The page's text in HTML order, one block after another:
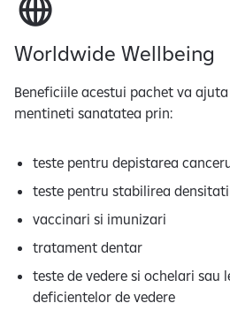
Worldwide Wellbeing
Beneficiile acestui pachet va
mentineti sanatatea prin:
teste pentru depistarea
teste pentru stabilirea
vaccinari si imunizari
tratament dentar
teste de vedere si ochelari sau
deficientelor de vedere